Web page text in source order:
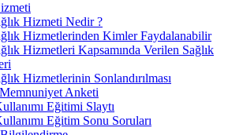
Hizmeti Nedir ?
Hizmetlerinden Kimler Faydalanabilir
Hizmetleri Kapsamında Verilen Sağlık
Hizmetlerinin Sonlandırılması
Anketi
Eğitimi Slaytı
Eğitim Sonu Soruları